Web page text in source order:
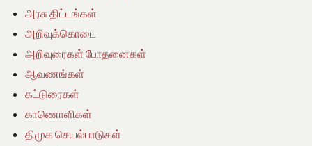
அரசு திட்டங்கள்
அறிவுக்கொடை
அறிவுரைகள் போதனைகள்
ஆவணங்கள்
கட்டுரைகள்
காணொளிகள்
திமுக செயல்பாடுகள்